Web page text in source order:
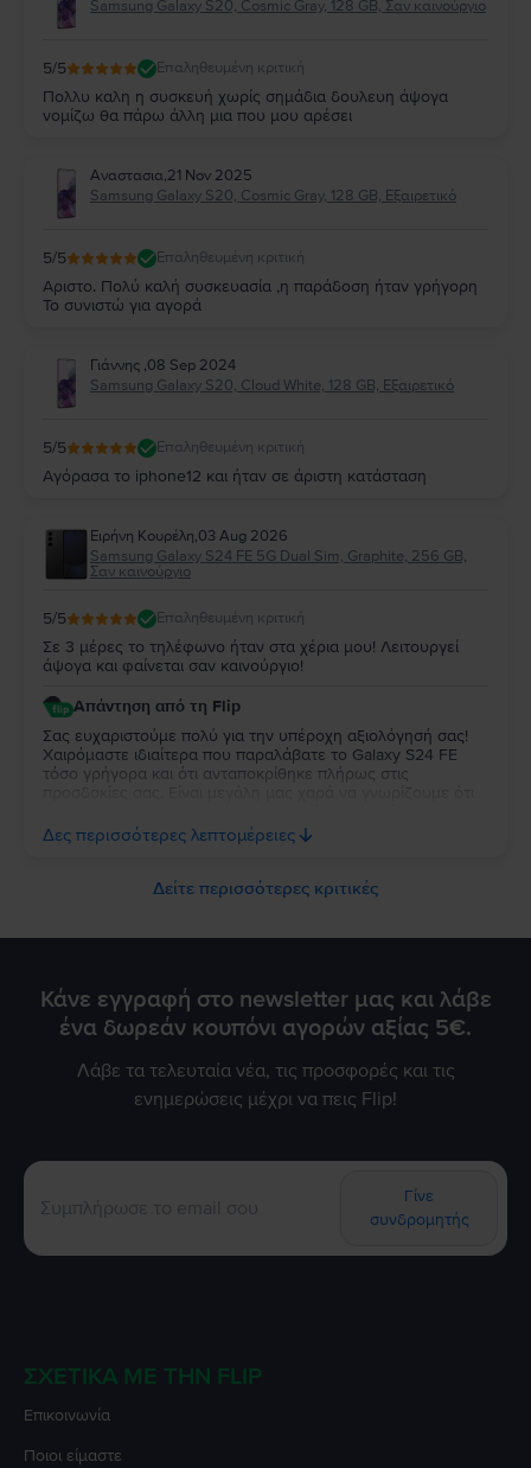
Samsung Galaxy S20, Cosmic Gray, 128 GB, Σαν καινούργιο
5/5 Επαληθευμένη κριτική
Πολλυ καλη η συσκευή χωρίς σημάδια δουλευη άψογα
νομίζω θα πάρω άλλη μια που μου αρέσει
Αναστασια,21 Nov 2025
Samsung Galaxy S20, Cosmic Gray, 128 GB, Εξαιρετικό
5/5 Επαληθευμένη κριτική
Αριστο. Πολύ καλή συσκευασία ,η παράδοση ήταν γρήγορη
Το συνιστώ για αγορά
Γιάννης ,08 Sep 2024
Samsung Galaxy S20, Cloud White, 128 GB, Εξαιρετικό
5/5 Επαληθευμένη κριτική
Αγόρασα το iphone12 και ήταν σε άριστη κατάσταση
Ειρήνη Κουρέλη,03 Aug 2026
Samsung Galaxy S24 FE 5G Dual Sim, Graphite, 256 GB,
Σαν καινούργιο
5/5 Επαληθευμένη κριτική
Σε 3 μέρες το τηλέφωνο ήταν στα χέρια μου! Λειτουργεί
άψογα και φαίνεται σαν καινούργιο!
Απάντηση από τη Flip
Σας ευχαριστούμε πολύ για την υπέροχη αξιολόγησή σας!
Χαιρόμαστε ιδιαίτερα που παραλάβατε το Galaxy S24 FE
τόσο γρήγορα και ότι ανταποκρίθηκε πλήρως στις
απόλυτα ικανοποιημένη. Σας ευχαριστούμε για την
εμπιστοσύνη σας και σας ευχόμαστε να χαρείτε τη νέα σας
Δες περισσότερες λεπτομέρειες
Δείτε περισσότερες κριτικές
Κάνε εγγραφή στο newsletter μας και λάβε
ένα δωρεάν κουπόνι αγορών αξίας 5€.
Λάβε τα τελευταία νέα, τις προσφορές και τις
ενημερώσεις μέχρι να πεις Flip!
Γίνε
συνδρομητής
ΣΧΕΤΙΚΆ ΜΕ ΤΗΝ FLIP
Επικοινωνία
Ποιοι είμαστε